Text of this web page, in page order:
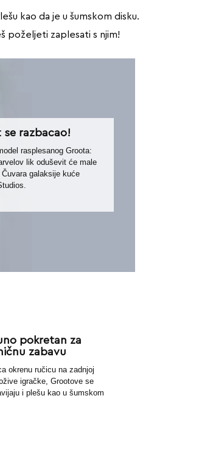
kao da je u šumskom disku.
poželjeti zaplesati s njim!
se razbacao!
rasplesanog Groota:
lik oduševit će male
Čuvara galaksije kuće
pokretan za
zabavu
okrenu ručicu na zadnjoj
igračke, Grootove se
i plešu kao u šumskom